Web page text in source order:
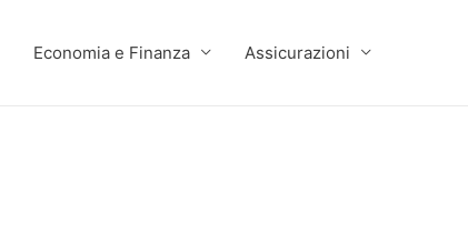
Economia e Finanza Assicurazioni